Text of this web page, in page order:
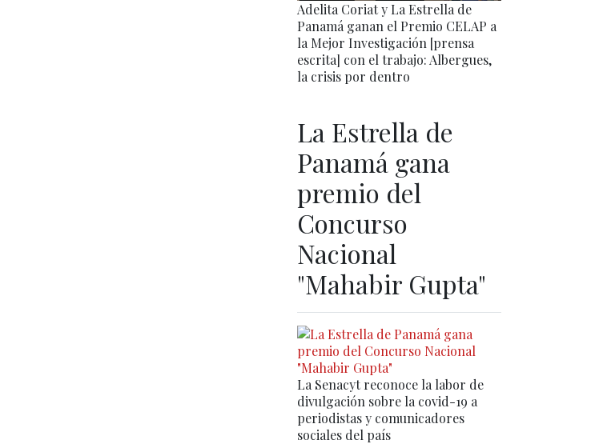
Adelita Coriat y La Estrella de
Panamá ganan el Premio CELAP a
la Mejor Investigación [prensa
escrita] con el trabajo: Albergues,
la crisis por dentro
La Estrella de
Panamá gana
premio del
Concurso
Nacional
"Mahabir Gupta"
La Senacyt reconoce la labor de
divulgación sobre la covid-19 a
periodistas y comunicadores
sociales del país